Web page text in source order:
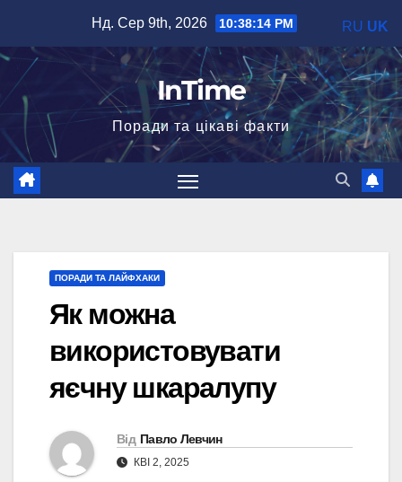
вмісту
Нд. Сер 9th, 2026 10:38:15 PM
InTime
Поради та цікаві факти
ПОРАДИ ТА ЛАЙФХАКИ
Як можна
використовувати
яєчну шкаралупу
Від Павло Левчин
КВІ 2, 2025
RU UK